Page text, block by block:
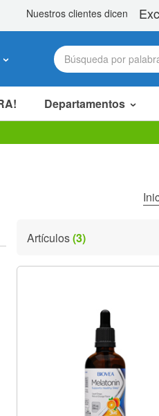
Departamentos
Artículos(3)